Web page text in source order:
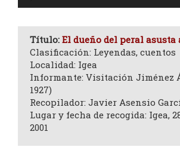
Título: El dueño del peral asusta
Clasificación: Leyendas, cuentos
Localidad: Igea
Informante: Visitación Jiménez
1927)
Recopilador: Javier Asensio
Lugar y fecha de recogida: Igea,
2001